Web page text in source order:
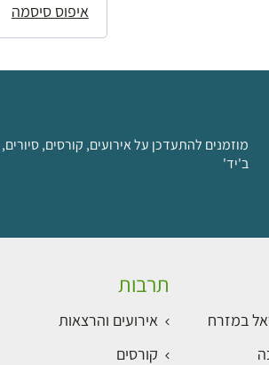
איפוס סיסמה
מוזמנים להתעדכן על אירועים, קורסים,
ב'יד'
במזרח
תרבות
אירועים והרצאות
קורסים